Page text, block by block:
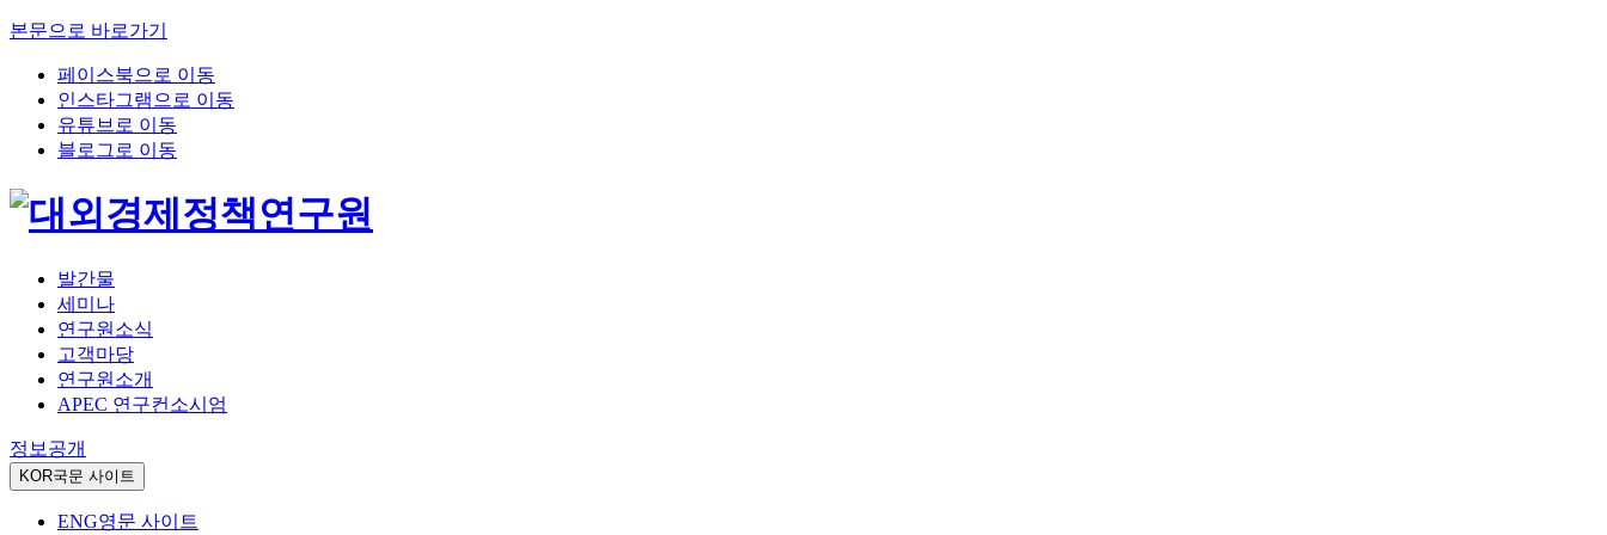
본문으로 바로가기
페이스북으로 이동
인스타그램으로 이동
유튜브로 이동
블로그로 이동
발간물
세미나
연구원소식
고객마당
연구원소개
APEC 연구컨소시엄
정보공개
KOR국문 사이트
ENG영문 사이트